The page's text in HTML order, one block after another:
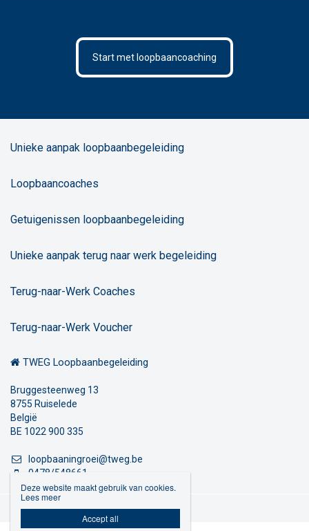
Start met loopbaancoaching
Unieke aanpak loopbaanbegeleiding
Loopbaancoaches
Getuigenissen loopbaanbegeleiding
Unieke aanpak terug naar werk begeleiding
Terug-naar-Werk Coaches
Terug-naar-Werk Voucher
TWEG Loopbaanbegeleiding
Bruggesteenweg 13
8755 Ruiselede
België
BE 1022 900 335
loopbaaningroei@tweg.be
0478/548661
Privacybeleid
Deze website maakt gebruik van cookies.
Lees meer
Accept all